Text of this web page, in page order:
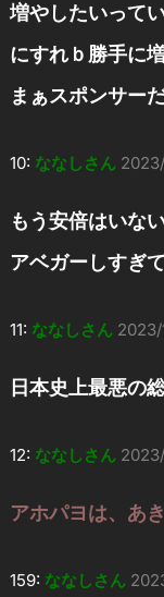
増やしたいって
にすれｂ勝手に
まぁスポンサー
10: ななしさん
もう安倍はいな
アベガーしすぎ
11: ななしさん 2023/
日本史上最悪の
12: ななしさん
アホパヨは、あ
159: ななしさん